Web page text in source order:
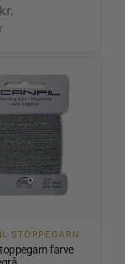
kr.
STOPPEGARN
farve